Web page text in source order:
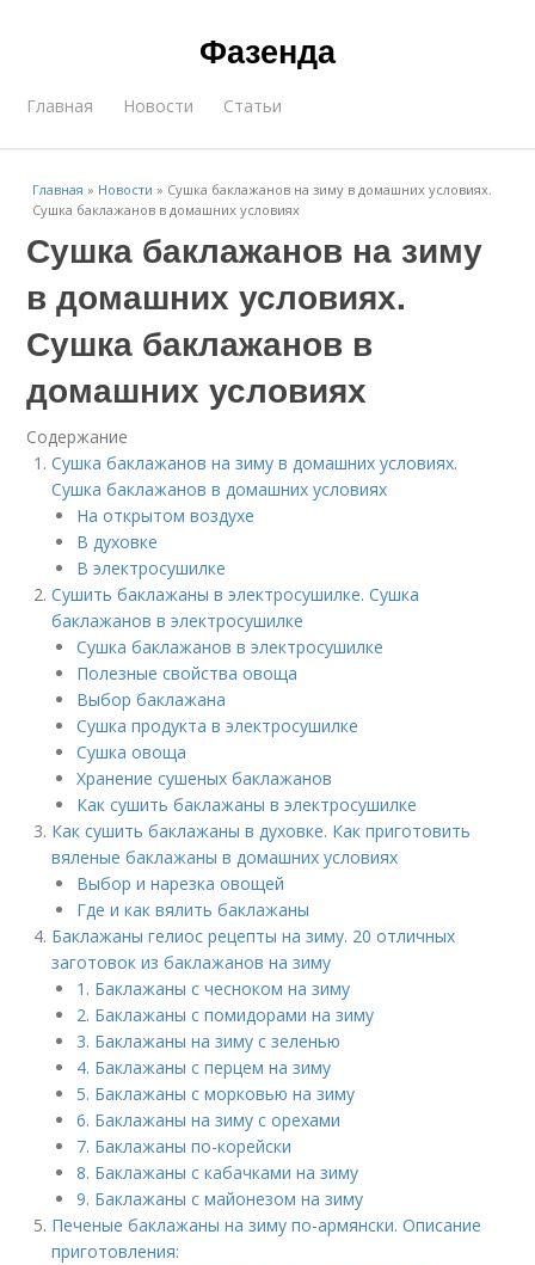
Фазенда
Главная Новости Статьи
Главная » Новости » Сушка баклажанов на зиму в домашних условиях.
Сушка баклажанов в домашних условиях
Сушка баклажанов на зиму
в домашних условиях.
Сушка баклажанов в
домашних условиях
Содержание
Сушка баклажанов на зиму в домашних условиях.
Сушка баклажанов в домашних условиях
На открытом воздухе
В духовке
В электросушилке
Сушить баклажаны в электросушилке. Сушка
баклажанов в электросушилке
Сушка баклажанов в электросушилке
Полезные свойства овоща
Выбор баклажана
Сушка продукта в электросушилке
Сушка овоща
Хранение сушеных баклажанов
Как сушить баклажаны в электросушилке
Как сушить баклажаны в духовке. Как приготовить
вяленые баклажаны в домашних условиях
Выбор и нарезка овощей
Где и как вялить баклажаны
Баклажаны гелиос рецепты на зиму. 20 отличных
заготовок из баклажанов на зиму
1. Баклажаны с чесноком на зиму
2. Баклажаны с помидорами на зиму
3. Баклажаны на зиму с зеленью
4. Баклажаны с перцем на зиму
5. Баклажаны с морковью на зиму
6. Баклажаны на зиму с орехами
7. Баклажаны по-корейски
8. Баклажаны с кабачками на зиму
9. Баклажаны с майонезом на зиму
Печеные баклажаны на зиму по-армянски. Описание
приготовления: